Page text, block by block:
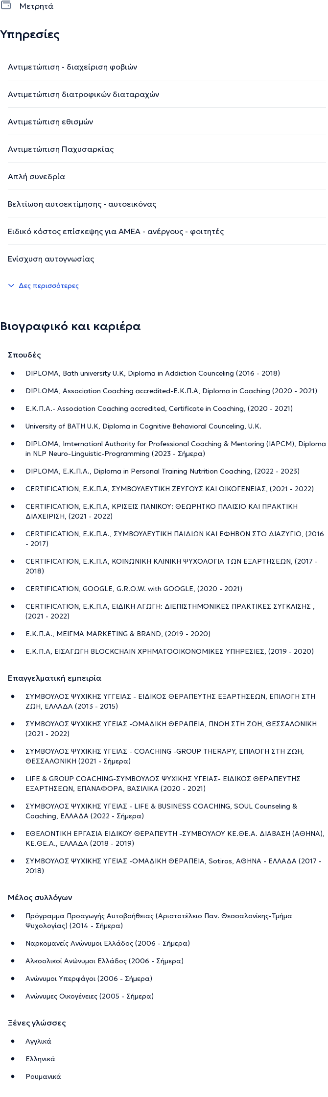
Μετρητά
Υπηρεσίες
Αντιμετώπιση - διαχείριση φοβιών
Αντιμετώπιση διατροφικών διαταραχών
Αντιμετώπιση εθισμών
Αντιμετώπιση Παχυσαρκίας
Απλή συνεδρία
Βελτίωση αυτοεκτίμησης - αυτοεικόνας
Ειδικό κόστος επίσκεψης για ΑΜΕΑ - ανέργους - φοιτητές
Ενίσχυση αυτογνωσίας
Δες περισσότερες
Βιογραφικό και καριέρα
Σπουδές
DIPLOMA, Bath university U.K, Diploma in Addiction Counceling (2016 - 2018)
DIPLOMA, Association Coaching accredited-Ε.Κ.Π.Α, Diploma in Coaching (2020 - 2021)
Ε.Κ.Π.Α.- Association Coaching accredited, Certificate in Coaching, (2020 - 2021)
University of BATH U.K, Diploma in Cognitive Behavioral Counceling, U.K.
DIPLOMA, Imternationl Authority for Professional Coaching & Mentoring (IAPCM), Diploma
in NLP Neuro-Linguistic-Programming (2023 - Σήμερα)
DIPLOMA, Ε.Κ.Π.Α., Diploma in Personal Training Nutrition Coaching, (2022 - 2023)
CERTIFICATION, Ε.Κ.Π.Α, ΣΥΜΒΟΥΛΕΥΤΙΚΗ ΖΕΥΓΟΥΣ ΚΑΙ ΟΙΚΟΓΕΝΕΙΑΣ, (2021 - 2022)
CERTIFICATION, Ε.Κ.Π.Α, ΚΡΙΣΕΙΣ ΠΑΝΙΚΟΥ: ΘΕΩΡΗΤΚΟ ΠΛΑΙΣΙΟ ΚΑΙ ΠΡΑΚΤΙΚΗ
ΔΙΑΧΕΙΡΙΣΗ, (2021 - 2022)
CERTIFICATION, Ε.Κ.Π.Α., ΣΥΜΒΟΥΛΕΥΤΙΚΗ ΠΑΙΔΙΩΝ ΚΑΙ ΕΦΗΒΩΝ ΣΤΟ ΔΙΑΖΥΓΙΟ, (2016
- 2017)
CERTIFICATION, Ε.Κ.Π.Α, ΚΟΙΝΩΝΙΚΗ ΚΛΙΝΙΚΗ ΨΥΧΟΛΟΓΙΑ ΤΩΝ ΕΞΑΡΤΗΣΕΩΝ, (2017 -
2018)
CERTIFICATION, GOOGLE, G.R.O.W. with GOOGLE, (2020 - 2021)
CERTIFICATION, Ε.Κ.Π.Α, ΕΙΔΙΚΗ ΑΓΩΓΗ: ΔΙΕΠΙΣΤΗΜΟΝΙΚΕΣ ΠΡΑΚΤΙΚΕΣ ΣΥΓΚΛΙΣΗΣ ,
(2021 - 2022)
Ε.Κ.Π.Α., ΜΕΙΓΜΑ MARKETING & BRAND, (2019 - 2020)
Ε.Κ.Π.Α, ΕΙΣΑΓΩΓΗ BLOCKCHAIN ΧΡΗΜΑΤΟΟΙΚΟΝΟΜΙΚΕΣ ΥΠΗΡΕΣΙΕΣ, (2019 - 2020)
Επαγγελματική εμπειρία
ΣΥΜΒΟΥΛΟΣ ΨΥΧΙΚΗΣ ΥΓΓΕΙΑΣ - ΕΙΔΙΚΟΣ ΘΕΡΑΠΕΥΤΗΣ ΕΞΑΡΤΗΣΕΩΝ, ΕΠΙΛΟΓΗ ΣΤΗ
ΖΩΗ, ΕΛΛΑΔΑ (2013 - 2015)
ΣΥΜΒΟΥΛΟΣ ΨΥΧΙΚΗΣ ΥΓΕΙΑΣ -ΟΜΑΔΙΚΗ ΘΕΡΑΠΕΙΑ, ΠΝΟΗ ΣΤΗ ΖΩΗ, ΘΕΣΣΑΛΟΝΙΚΗ
(2021 - 2022)
ΣΥΜΒΟΥΛΟΣ ΨΥΧΙΚΗΣ ΥΓΕΙΑΣ - COACHING -GROUP THERAPY, ΕΠΙΛΟΓΗ ΣΤΗ ΖΩΗ,
ΘΕΣΣΑΛΟΝΙΚΗ (2021 - Σήμερα)
LIFE & GROUP COACHING-ΣΥΜΒΟΥΛΟΣ ΨΥΧΙΚΗΣ ΥΓΕΙΑΣ- ΕΙΔΙΚΟΣ ΘΕΡΑΠΕΥΤΗΣ
ΕΞΑΡΤΗΣΕΩΝ, ΕΠΑΝΑΦΟΡΑ, ΒΑΣΙΛΙΚΑ (2020 - 2021)
ΣΥΜΒΟΥΛΟΣ ΨΥΧΙΚΗΣ ΥΓΕΙΑΣ - LIFE & BUSINESS COACHING, SOUL Counseling &
Coaching, ΕΛΛΑΔΑ (2022 - Σήμερα)
ΕΘΕΛΟΝΤΙΚΗ ΕΡΓΑΣΙΑ ΕΙΔΙΚΟΥ ΘΕΡΑΠΕΥΤΗ -ΣΥΜΒΟΥΛΟΥ ΚΕ.ΘΕ.Α. ΔΙΑΒΑΣΗ (ΑΘΗΝΑ),
ΚΕ.ΘΕ.Α., ΕΛΛΑΔΑ (2018 - 2019)
ΣΥΜΒΟΥΛΟΣ ΨΥΧΙΚΗΣ ΥΓΕΙΑΣ -ΟΜΑΔΙΚΗ ΘΕΡΑΠΕΙΑ, Sotiros, ΑΘΗΝΑ - ΕΛΛΑΔΑ (2017 -
2018)
Μέλος συλλόγων
Πρόγραμμα Προαγωγής Αυτοβοήθειας (Αριστοτέλειο Παν. Θεσσαλονίκης-Τμήμα
Ψυχολογίας) (2014 - Σήμερα)
Ναρκομανείς Ανώνυμοι Ελλάδος (2006 - Σήμερα)
Αλκοολικοί Ανώνυμοι Ελλάδος (2006 - Σήμερα)
Ανώνυμοι Υπερφάγοι (2006 - Σήμερα)
Ανώνυμες Οικογένειες (2005 - Σήμερα)
Ξένες γλώσσες
Αγγλικά
Ελληνικά
Ρουμανικά